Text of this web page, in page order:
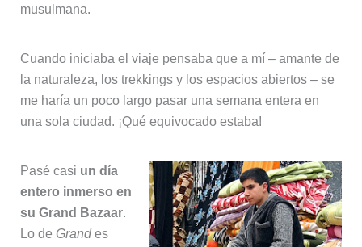
musulmana.
Cuando iniciaba el viaje pensaba que a mí – amante de
la naturaleza, los trekkings y los espacios abiertos – se
me haría un poco largo pasar una semana entera en
una sola ciudad. ¡Qué equivocado estaba!
Pasé casi un día
entero inmerso en
su Grand Bazaar.
Lo de Grand es